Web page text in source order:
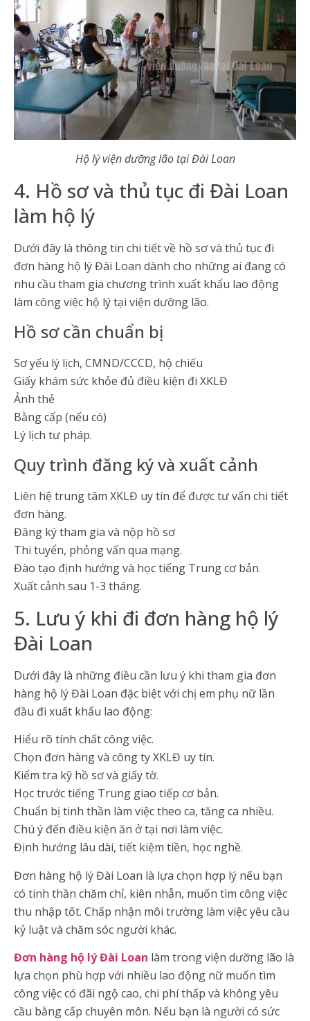
Hộ lý viện dưỡng lão tại Đài Loan
4. Hồ sơ và thủ tục đi Đài Loan
làm hộ lý
Dưới đây là thông tin chi tiết về hồ sơ và thủ tục đi
đơn hàng hộ lý Đài Loan dành cho những ai đang có
nhu cầu tham gia chương trình xuất khẩu lao động
làm công việc hộ lý tại viện dưỡng lão.
Hồ sơ cần chuẩn bị
Sơ yếu lý lịch, CMND/CCCD, hộ chiếu
Giấy khám sức khỏe đủ điều kiện đi XKLĐ
Ảnh thẻ
Bằng cấp (nếu có)
Lý lịch tư pháp.
Quy trình đăng ký và xuất cảnh
Liên hệ trung tâm XKLĐ uy tín để được tư vấn chi tiết
đơn hàng.
Đăng ký tham gia và nộp hồ sơ
Thi tuyển, phỏng vấn qua mạng.
Đào tạo định hướng và học tiếng Trung cơ bản.
Xuất cảnh sau 1-3 tháng.
5. Lưu ý khi đi đơn hàng hộ lý
Đài Loan
Dưới đây là những điều cần lưu ý khi tham gia đơn
hàng hộ lý Đài Loan đặc biệt với chị em phụ nữ lần
đầu đi xuất khẩu lao động:
Hiểu rõ tính chất công việc.
Chọn đơn hàng và công ty XKLĐ uy tín.
Kiểm tra kỹ hồ sơ và giấy tờ.
Học trước tiếng Trung giao tiếp cơ bản.
Chuẩn bị tinh thần làm việc theo ca, tăng ca nhiều.
Chú ý đến điều kiện ăn ở tại nơi làm việc.
Định hướng lâu dài, tiết kiệm tiền, học nghề.
Đơn hàng hộ lý Đài Loan là lựa chọn hợp lý nếu bạn
có tinh thần chăm chỉ, kiên nhẫn, muốn tìm công việc
thu nhập tốt. Chấp nhận môi trường làm việc yêu cầu
kỷ luật và chăm sóc người khác.
Đơn hàng hộ lý Đài Loan làm trong viện dưỡng lão là
lựa chọn phù hợp với nhiều lao động nữ muốn tìm
công việc có đãi ngộ cao, chi phí thấp và không yêu
cầu bằng cấp chuyên môn. Nếu bạn là người có sức